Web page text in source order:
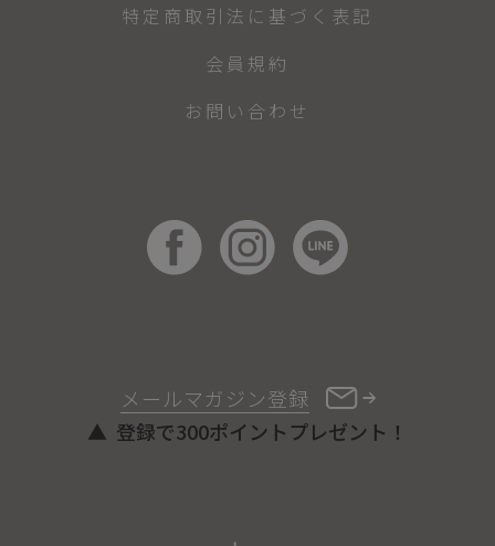
メールマガジン登録
登録で300ポイントプレゼント！
特定商取引法に基づく表記
会員規約
お問い合わせ